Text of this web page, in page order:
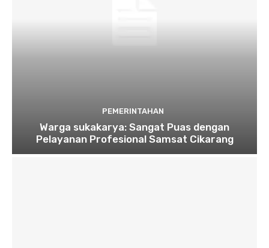
PEMERINTAHAN
Warga sukakarya: Sangat Puas dengan
Pelayanan Profesional Samsat Cikarang